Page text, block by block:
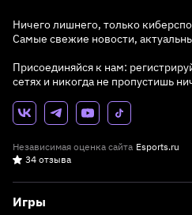
Ничего лишнего, только
Самые свежие новости,
Присоединяйся к нам:
сетях и никогда не пропустишь
Независимая оценка сайта Esports.ru
34 отзыва
Игры